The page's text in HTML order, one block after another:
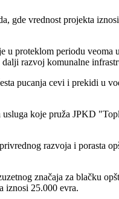
gde vrednost projekta
proteklom periodu veoma
razvoj komunalne
pucanja cevi i prekidi u
koje pruža JPKD
razvoja i porasta
značaja za blačku
iznosi 25.000 evra.